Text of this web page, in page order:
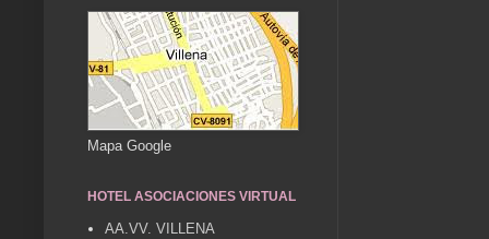
Mapa Google
HOTEL ASOCIACIONES VIRTUAL
AA.VV. VILLENA